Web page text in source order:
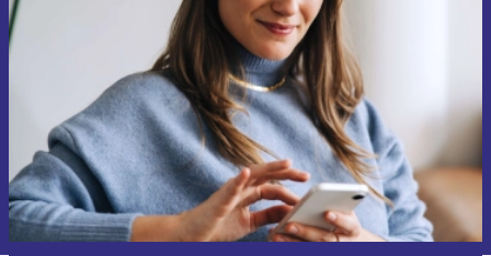
ontvang €15 korting!
Mis nooit meer een aanbieding.
Voucher aanvragen
Informatie over het gebruik van persoonsgegevens vind je in ons
privacybeleid.